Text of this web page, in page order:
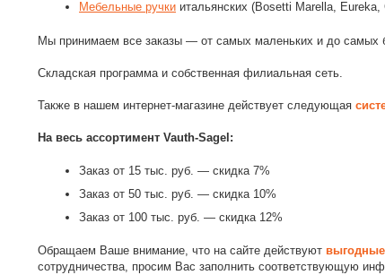
Мебельные ручки итальянских (Bosetti Marella,
Мы принимаем все заказы — от самых маленьких и до самых
Складская программа и собственная филиальная сеть.
Также в нашем интернет-магазине действует следующая
На весь ассортимент Vauth-Sagel:
Заказ от 15 тыс. руб. — скидка 7%
Заказ от 50 тыс. руб. — скидка 10%
Заказ от 100 тыс. руб. — скидка 12%
Обращаем Ваше внимание, что на сайте действуют
сотрудничества, просим Вас заполнить соответствующую